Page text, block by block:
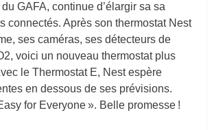
GAFA, continue d’élargir sa sa
connectés. Après son thermostat Nest
ses caméras, ses détecteurs de
voici un nouveau thermostat plus
le Thermostat E, Nest espère
en dessous de ses prévisions.
for Everyone ». Belle promesse !